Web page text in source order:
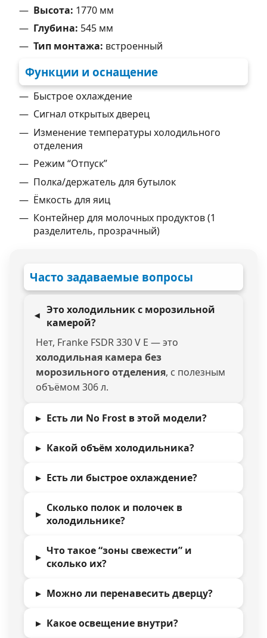
Высота: 1770 мм
Глубина: 545 мм
Тип монтажа: встроенный
Функции и оснащение
Быстрое охлаждение
Сигнал открытых дверец
Изменение температуры холодильного
отделения
Режим “Отпуск”
Полка/держатель для бутылок
Ёмкость для яиц
Контейнер для молочных продуктов (1
разделитель, прозрачный)
Часто задаваемые вопросы
Это холодильник с морозильной
камерой?
Нет, Franke FSDR 330 V E — это
холодильная камера без
морозильного отделения, с полезным
объёмом 306 л.
Есть ли No Frost в этой модели?
Какой объём холодильника?
Есть ли быстрое охлаждение?
Сколько полок и полочек в
холодильнике?
Что такое “зоны свежести” и
сколько их?
Можно ли перенавесить дверцу?
Какое освещение внутри?